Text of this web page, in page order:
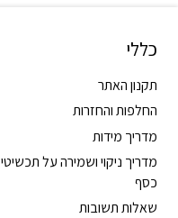
כללי
תקנון האתר
החלפות והחזרות
מדריך מידות
מדריך ניקוי ושמירה על תכשיטי
כסף
שאלות תשובות